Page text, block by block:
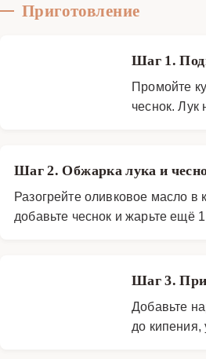
Приготовление
Шаг 1.
Промойте
чеснок. Лук
Шаг 2. Обжарка лука и
Разогрейте оливковое масло в
добавьте чеснок и жарьте ещё
Шаг 3.
Добавьте
до кипения,